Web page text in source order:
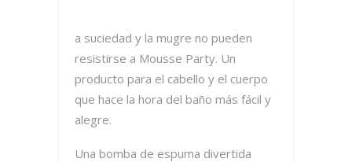
a suciedad y la mugre no pueden
resistirse a Mousse Party. Un
producto para el cabello y el cuerpo
que hace la hora del baño más fácil y
alegre.
Una bomba de espuma divertida